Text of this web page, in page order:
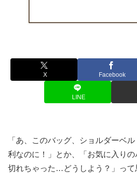
X Facebook
LINE
「あ、このバッグ、ショルダーベ
利なのに！」とか、「お気に入りの
切れちゃった…どうしよう？」って